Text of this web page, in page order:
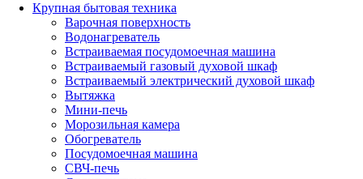
Крупная бытовая техника
Варочная поверхность
Водонагреватель
Встраиваемая посудомоечная машина
Встраиваемый газовый духовой шкаф
Встраиваемый электрический духовой шкаф
Вытяжка
Мини-печь
Морозильная камера
Обогреватель
Посудомоечная машина
СВЧ-печь